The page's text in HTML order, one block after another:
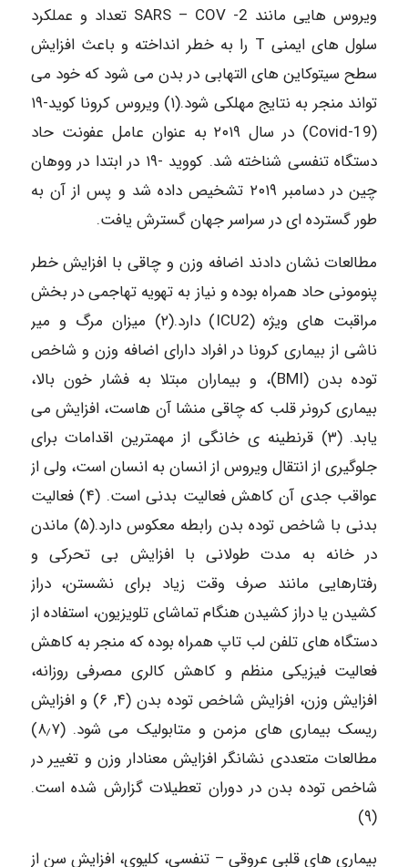
ویروس هایی مانند 2- SARS – COV تعداد و عملکرد
سلول های ایمنی T را به خطر انداخته و باعث افزایش
سطح سیتوکاین های التهابی در بدن می شود که خود می
تواند منجر به نتایج مهلکی شود.(۱) ویروس کرونا کوید-۱۹
(19-Covid) در سال ۲۰۱۹ به عنوان عامل عفونت حاد
دستگاه تنفسی شناخته شد. کووید -۱۹ در ابتدا در ووهان
چین در دسامبر ۲۰۱۹ تشخیص داده شد و پس از آن به
طور گسترده ای در سراسر جهان گسترش یافت.
مطالعات نشان دادند اضافه وزن و چاقی با افزایش خطر
پنومونی حاد همراه بوده و نیاز به تهویه تهاجمی در بخش
مراقبت های ویژه (ICU2) دارد.(۲) میزان مرگ و میر
ناشی از بیماری کرونا در افراد دارای اضافه وزن و شاخص
توده بدن (BMI)، و بیماران مبتلا به فشار خون بالا،
بیماری کرونر قلب که چاقی منشا آن هاست، افزایش می
یابد. (۳) قرنطینه ی خانگی از مهمترین اقدامات برای
جلوگیری از انتقال ویروس از انسان به انسان است، ولی از
عواقب جدی آن کاهش فعالیت بدنی است. (۴) فعالیت
بدنی با شاخص توده بدن رابطه معکوس دارد.(۵) ماندن
در خانه به مدت طولانی با افزایش بی تحرکی و
رفتارهایی مانند صرف وقت زیاد برای نشستن، دراز
کشیدن یا دراز کشیدن هنگام تماشای تلویزیون، استفاده از
دستگاه های تلفن لب تاپ همراه بوده که منجر به کاهش
فعالیت فیزیکی منظم و کاهش کالری مصرفی روزانه،
افزایش وزن، افزایش شاخص توده بدن (۴, ۶) و افزایش
ریسک بیماری های مزمن و متابولیک می شود. (۸٫۷)
مطالعات متعددی نشانگر افزایش معنادار وزن و تغییر در
شاخص توده بدن در دوران تعطیلات گزارش شده است.
(۹)
بیماری های قلبی عروقی – تنفسی، کلیوی، افزایش سن از